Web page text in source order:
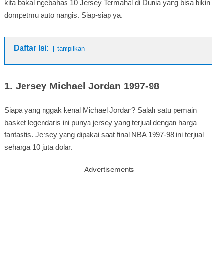
kita bakal ngebahas 10 Jersey Termahal di Dunia yang bisa bikin
dompetmu auto nangis. Siap-siap ya.
Daftar Isi: tampilkan
1. Jersey Michael Jordan 1997-98
Siapa yang nggak kenal Michael Jordan? Salah satu pemain
basket legendaris ini punya jersey yang terjual dengan harga
fantastis. Jersey yang dipakai saat final NBA 1997-98 ini terjual
seharga 10 juta dolar.
Advertisements